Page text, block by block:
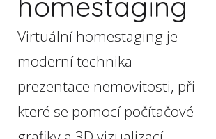
Virtuální homestaging je
moderní technika
prezentace nemovitosti, při
které se pomocí počítačové